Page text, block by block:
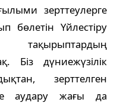
зерттеулерге
бөлетін Үйлестіру
Біз дүниежүзілік
зерттелген
аудару жағы да